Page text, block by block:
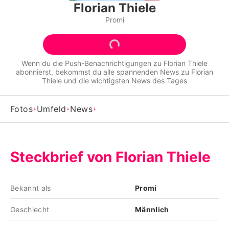
Alle Themen auf Promiflash
Jobs
App runterladen
Team
Impressum
Nutzungsbedingungen
Utiq verwalten
Florian Thiele
Promi
Wenn du die Push-Benachrichtigungen zu Florian Thiele
abonnierst, bekommst du alle spannenden News zu Florian
Thiele und die wichtigsten News des Tages
Fotos Umfeld News
Steckbrief von Florian Thiele
Bekannt als Promi
Geschlecht Männlich